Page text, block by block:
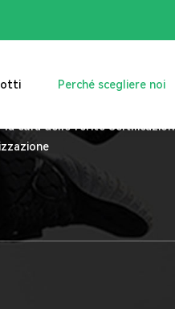
Perché scegliere noi
la cura delle ferite
Controllo